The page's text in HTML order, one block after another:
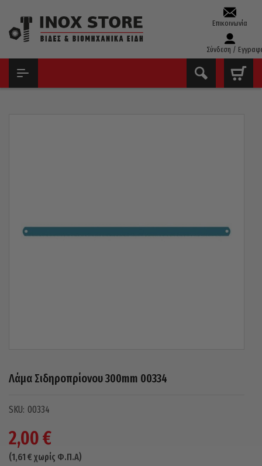
Επικοινωνία
Σύνδεση /
Λάμα Σιδηροπρίονου 300mm 00334
00334
2,00€
(1,61 € χωρίς Φ.Π.Α)